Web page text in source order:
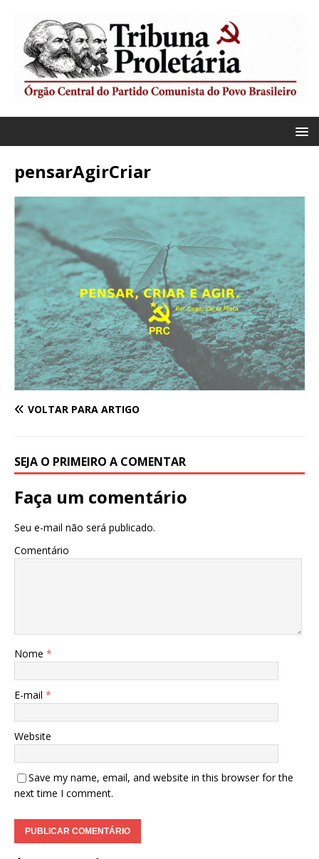
pensarAgirCriar
VOLTAR PARA ARTIGO
SEJA O PRIMEIRO A COMENTAR
Faça um comentário
Seu e-mail não será publicado.
Comentário
Nome *
E-mail *
Website
Save my name, email, and website in this browser for the
next time I comment.